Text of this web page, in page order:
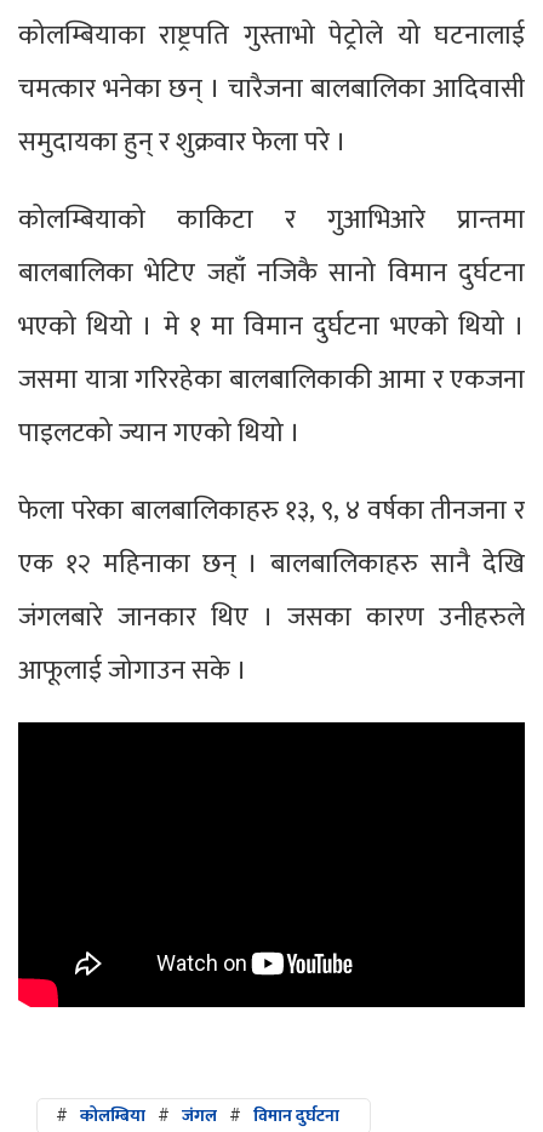
कोलम्बियाका राष्ट्रपति गुस्ताभो पेट्रोले यो घटनालाई
चमत्कार भनेका छन् । चारैजना बालबालिका आदिवासी
समुदायका हुन् र शुक्रवार फेला परे ।
कोलम्बियाको काकिटा र गुआभिआरे प्रान्तमा
बालबालिका भेटिए जहाँ नजिकै सानो विमान दुर्घटना
भएको थियो । मे १ मा विमान दुर्घटना भएको थियो ।
जसमा यात्रा गरिरहेका बालबालिकाकी आमा र एकजना
पाइलटको ज्यान गएको थियो ।
फेला परेका बालबालिकाहरु १३, ९, ४ वर्षका तीनजना र
एक १२ महिनाका छन् । बालबालिकाहरु सानै देखि
जंगलबारे जानकार थिए । जसका कारण उनीहरुले
आफूलाई जोगाउन सके ।
# कोलम्बिया # जंगल # विमान दुर्घटना